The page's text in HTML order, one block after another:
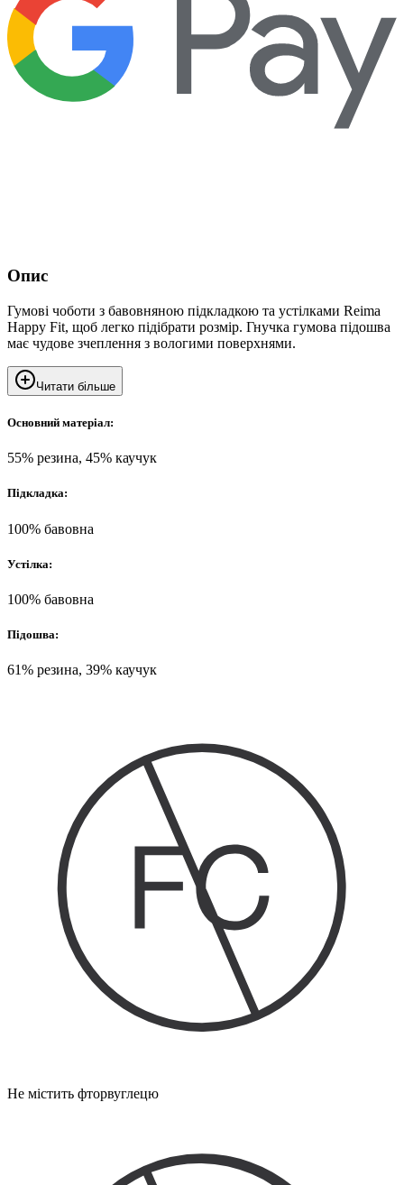
Опис
Гумові чоботи з бавовняною підкладкою та устілками Reima
Happy Fit, щоб легко підібрати розмір. Гнучка гумова підошва
має чудове зчеплення з вологими поверхнями.
Читати більше
Основний матеріал:
55% резина, 45% каучук
Підкладка:
100% бавовна
Устілка:
100% бавовна
Підошва:
61% резина, 39% каучук
Не містить фторвуглецю